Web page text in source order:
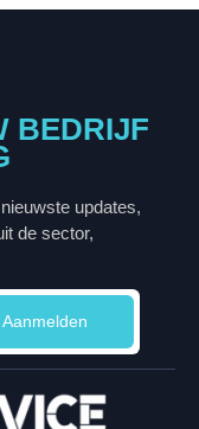
BEDRIJF
updates,
de sector,
Aanmelden